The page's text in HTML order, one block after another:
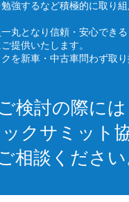
強するなど積極的に取り
丸となり信頼・安心でき
提供いたします。
を新車・中古車問わず取
検討の際には
クサミット
相談ください